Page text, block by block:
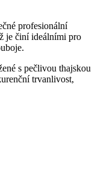
profesionální
je činí ideálními pro
s pečlivou thajskou
trvanlivost,